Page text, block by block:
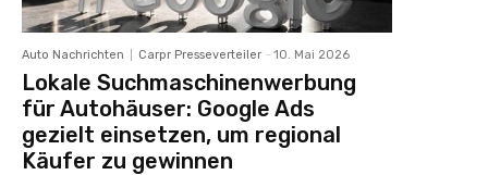
Auto Nachrichten Carpr Presseverteiler - 10. Mai 2026
Lokale Suchmaschinenwerbung
für Autohäuser: Google Ads
gezielt einsetzen, um regional
Käufer zu gewinnen